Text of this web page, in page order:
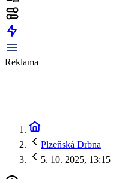
Reklama
Plzeňská Drbna
5. 10. 2025, 13:15